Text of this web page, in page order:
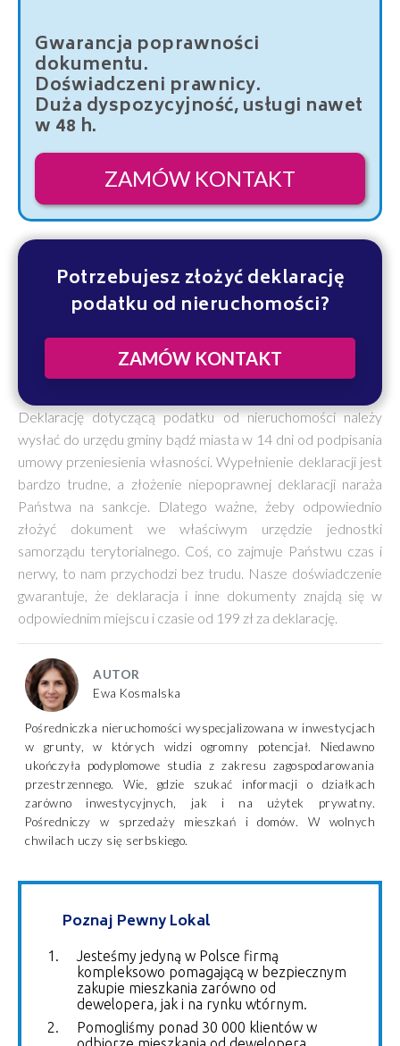
Gwarancja poprawności
dokumentu.
Doświadczeni prawnicy.
Duża dyspozycyjność, usługi nawet
w 48 h.
ZAMÓW KONTAKT
Potrzebujesz złożyć deklarację
podatku od nieruchomości?
ZAMÓW KONTAKT
Deklarację dotyczącą podatku od nieruchomości należy
wysłać do urzędu gminy bądź miasta w 14 dni od podpisania
umowy przeniesienia własności. Wypełnienie deklaracji jest
bardzo trudne, a złożenie niepoprawnej deklaracji naraża
Państwa na sankcje. Dlatego ważne, żeby odpowiednio
złożyć dokument we właściwym urzędzie jednostki
samorządu terytorialnego. Coś, co zajmuje Państwu czas i
nerwy, to nam przychodzi bez trudu. Nasze doświadczenie
gwarantuje, że deklaracja i inne dokumenty znajdą się w
odpowiednim miejscu i czasie od 199 zł za deklarację.
AUTOR
Ewa Kosmalska
Pośredniczka nieruchomości wyspecjalizowana w inwestycjach
w grunty, w których widzi ogromny potencjał. Niedawno
ukończyła podyplomowe studia z zakresu zagospodarowania
przestrzennego. Wie, gdzie szukać informacji o działkach
zarówno inwestycyjnych, jak i na użytek prywatny.
Pośredniczy w sprzedaży mieszkań i domów. W wolnych
chwilach uczy się serbskiego.
Poznaj Pewny Lokal
Jesteśmy jedyną w Polsce firmą
kompleksowo pomagającą w bezpiecznym
zakupie mieszkania zarówno od
dewelopera, jak i na rynku wtórnym.
Pomogliśmy ponad 30 000 klientów w